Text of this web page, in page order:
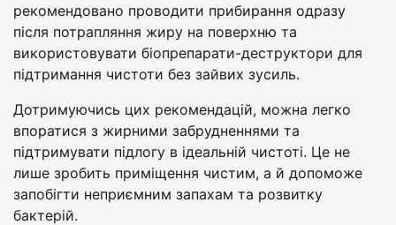
рекомендовано проводити прибирання одразу
після потрапляння жиру на поверхню та
використовувати біопрепарати-деструктори для
підтримання чистоти без зайвих зусиль.
Дотримуючись цих рекомендацій, можна легко
впоратися з жирними забрудненнями та
підтримувати підлогу в ідеальній чистоті. Це не
лише зробить приміщення чистим, а й допоможе
запобігти неприємним запахам та розвитку
бактерій.